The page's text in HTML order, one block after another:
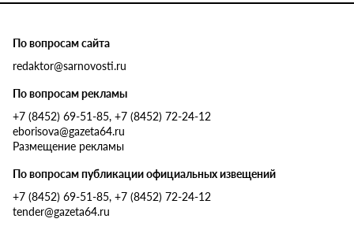
По вопросам сайта
redaktor@sarnovosti.ru
По вопросам рекламы
+7 (8452) 69-51-85, +7 (8452) 72-24-12
eborisova@gazeta64.ru
Размещение рекламы
По вопросам публикации официальных извещений
+7 (8452) 69-51-85, +7 (8452) 72-24-12
tender@gazeta64.ru